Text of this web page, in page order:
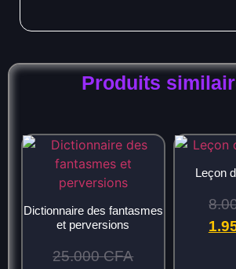
Produits
Dictionnaire des fantasmes
et perversions
25.000CFA
Leçon